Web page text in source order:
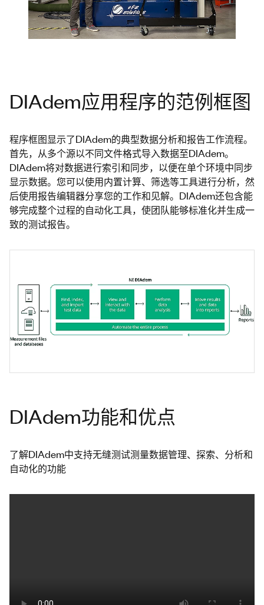
DIAdem应用程序的范例框图
程序框图显示了DIAdem的典型数据分析和报告工作流程。
首先，从多个源以不同文件格式导入数据至DIAdem。
DIAdem将对数据进行索引和同步，以便在单个环境中同步
显示数据。您可以使用内置计算、筛选等工具进行分析，然
后使用报告编辑器分享您的工作和见解。DIAdem还包含能
够完成整个过程的自动化工具，使团队能够标准化并生成一
致的测试报告。
DIAdem功能和优点
了解DIAdem中支持无缝测试测量数据管理、探索、分析和
自动化的功能